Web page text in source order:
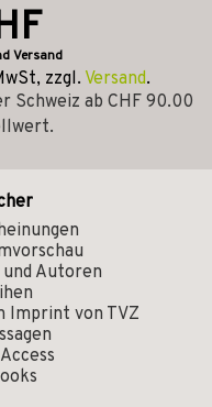
Versand
zzgl. Versand.
Schweiz ab CHF 90.00
Autoren
Imprint von TVZ